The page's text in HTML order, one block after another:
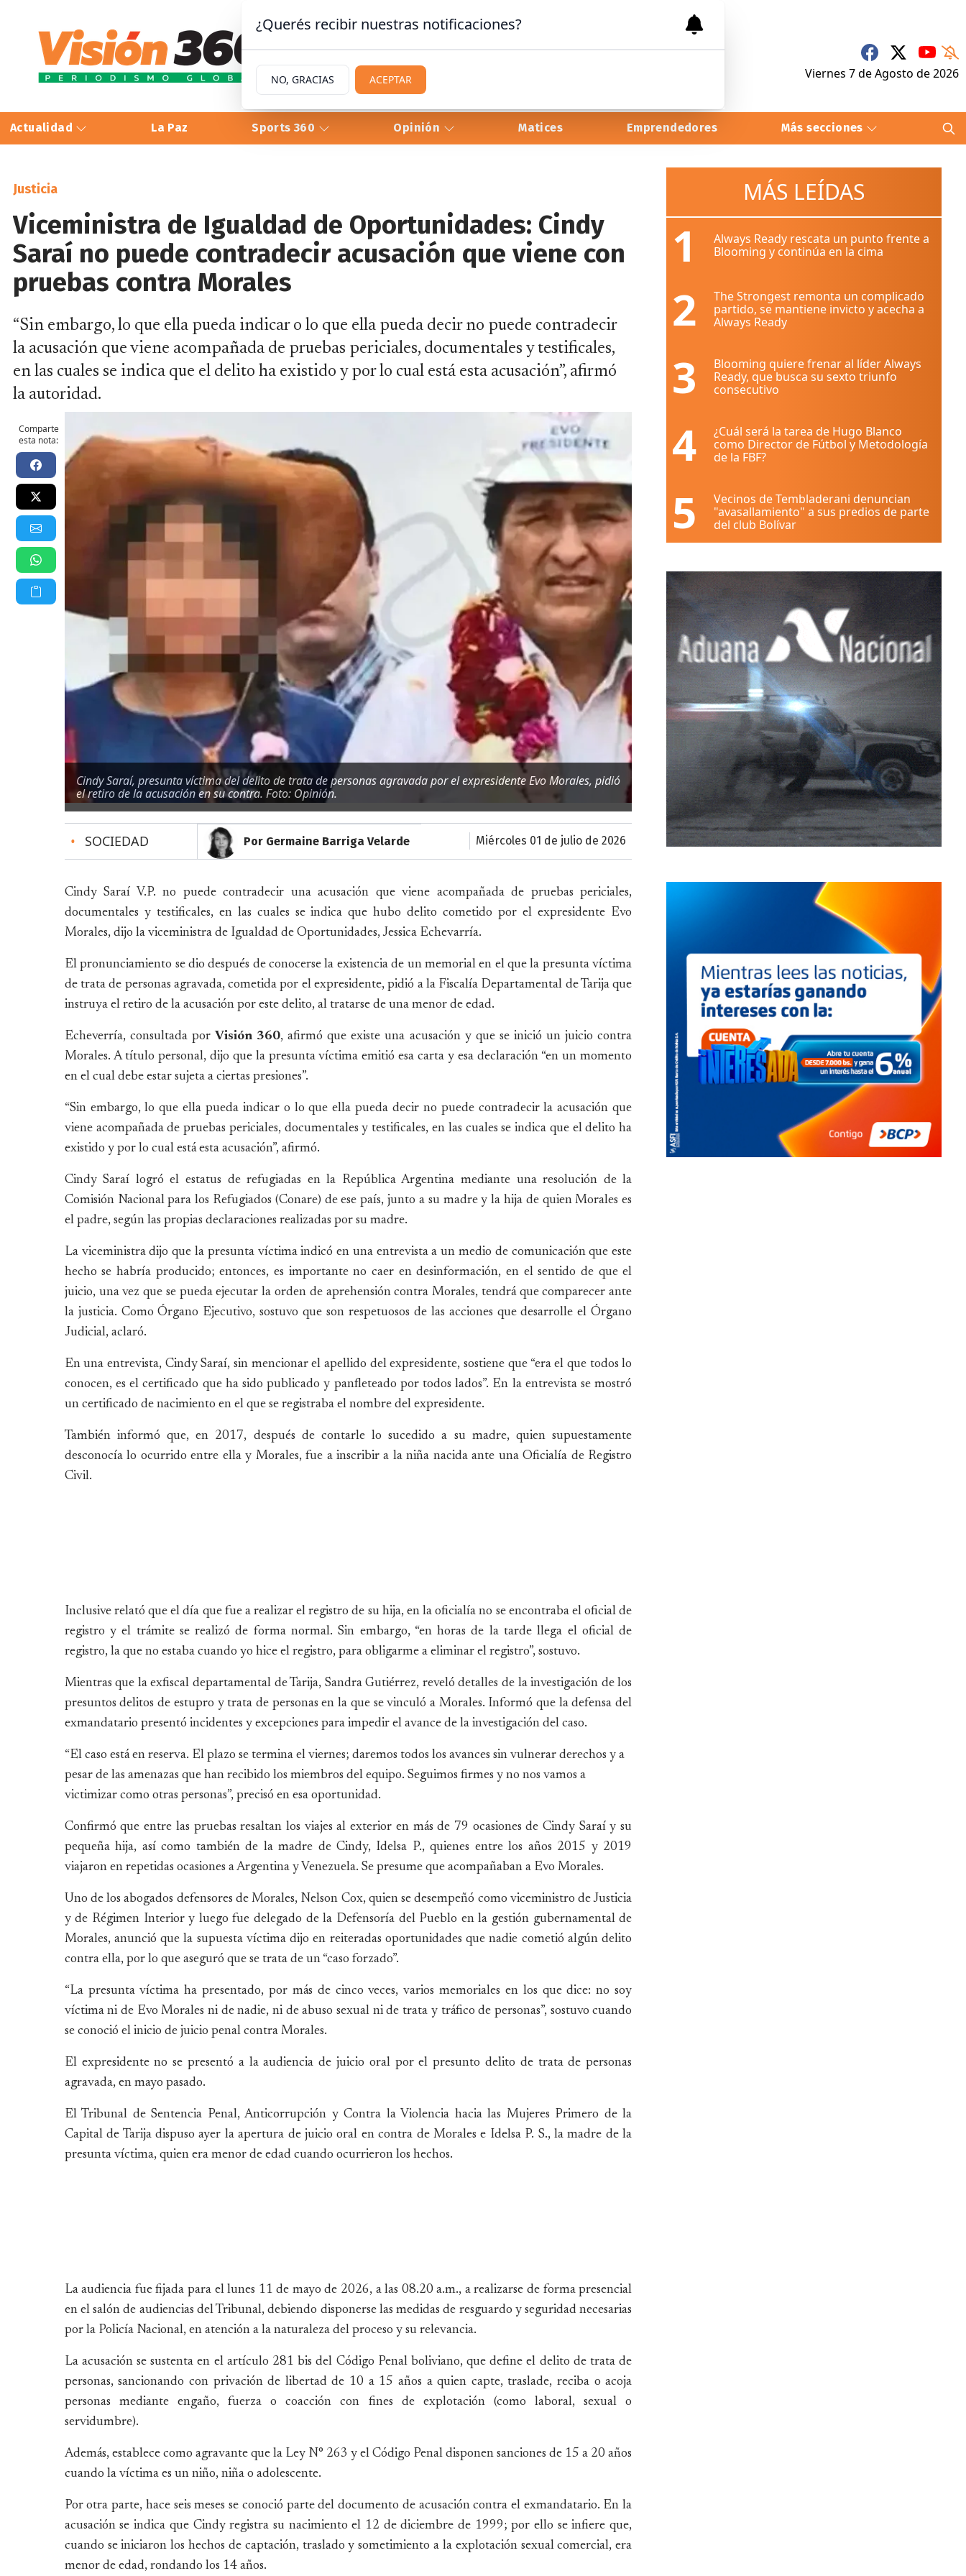
Viernes 7deAgosto de 2026
Actualidad La Paz Sports 360 Opinión Matices Emprendedores Más secciones
Justicia
Viceministra de Igualdad de Oportunidades: Cindy
Saraí no puede contradecir acusación que viene con
pruebas contra Morales
“Sin embargo, lo que ella pueda indicar o lo que ella pueda decir no puede contradecir
la acusación que viene acompañada de pruebas periciales, documentales y testificales,
en las cuales se indica que el delito ha existido y por lo cual está esta acusación”, afirmó
la autoridad.
Comparte
esta nota:
Cindy Saraí, presunta víctima del delito de trata de personas agravada por el expresidente Evo Morales, pidió
el retiro de la acusación en su contra. Foto: Opinión.
• SOCIEDAD Por Germaine Barriga Velarde miércoles 01 de julio de 2026
Cindy Saraí V.P. no puede contradecir una acusación que viene acompañada de pruebas periciales,
documentales y testificales, en las cuales se indica que hubo delito cometido por el expresidente Evo
Morales, dijo la viceministra de Igualdad de Oportunidades, Jessica Echevarría.
El pronunciamiento se dio después de conocerse la existencia de un memorial en el que la presunta víctima
de trata de personas agravada, cometida por el expresidente, pidió a la Fiscalía Departamental de Tarija que
instruya el retiro de la acusación por este delito, al tratarse de una menor de edad.
Echeverría, consultada por Visión 360, afirmó que existe una acusación y que se inició un juicio contra
Morales. A título personal, dijo que la presunta víctima emitió esa carta y esa declaración “en un momento
en el cual debe estar sujeta a ciertas presiones”.
“Sin embargo, lo que ella pueda indicar o lo que ella pueda decir no puede contradecir la acusación que
viene acompañada de pruebas periciales, documentales y testificales, en las cuales se indica que el delito ha
existido y por lo cual está esta acusación”, afirmó.
Cindy Saraí logró el estatus de refugiadas en la República Argentina mediante una resolución de la
Comisión Nacional para los Refugiados (Conare) de ese país, junto a su madre y la hija de quien Morales es
el padre, según las propias declaraciones realizadas por su madre.
La viceministra dijo que la presunta víctima indicó en una entrevista a un medio de comunicación que este
hecho se habría producido; entonces, es importante no caer en desinformación, en el sentido de que el
juicio, una vez que se pueda ejecutar la orden de aprehensión contra Morales, tendrá que comparecer ante
la justicia. Como Órgano Ejecutivo, sostuvo que son respetuosos de las acciones que desarrolle el Órgano
Judicial, aclaró.
En una entrevista, Cindy Saraí, sin mencionar el apellido del expresidente, sostiene que “era el que todos lo
conocen, es el certificado que ha sido publicado y panfleteado por todos lados”. En la entrevista se mostró
un certificado de nacimiento en el que se registraba el nombre del expresidente.
También informó que, en 2017, después de contarle lo sucedido a su madre, quien supuestamente
desconocía lo ocurrido entre ella y Morales, fue a inscribir a la niña nacida ante una Oficialía de Registro
Civil.
Inclusive relató que el día que fue a realizar el registro de su hija, en la oficialía no se encontraba el oficial de
registro y el trámite se realizó de forma normal. Sin embargo, “en horas de la tarde llega el oficial de
registro, la que no estaba cuando yo hice el registro, para obligarme a eliminar el registro”, sostuvo.
Mientras que la exfiscal departamental de Tarija, Sandra Gutiérrez, reveló detalles de la investigación de los
presuntos delitos de estupro y trata de personas en la que se vinculó a Morales. Informó que la defensa del
exmandatario presentó incidentes y excepciones para impedir el avance de la investigación del caso.
“El caso está en reserva. El plazo se termina el viernes; daremos todos los avances sin vulnerar derechos y a
pesar de las amenazas que han recibido los miembros del equipo. Seguimos firmes y no nos vamos a
victimizar como otras personas”, precisó en esa oportunidad.
Confirmó que entre las pruebas resaltan los viajes al exterior en más de 79 ocasiones de Cindy Saraí y su
pequeña hija, así como también de la madre de Cindy, Idelsa P., quienes entre los años 2015 y 2019
viajaron en repetidas ocasiones a Argentina y Venezuela. Se presume que acompañaban a Evo Morales.
Uno de los abogados defensores de Morales, Nelson Cox, quien se desempeñó como viceministro de Justicia
y de Régimen Interior y luego fue delegado de la Defensoría del Pueblo en la gestión gubernamental de
Morales, anunció que la supuesta víctima dijo en reiteradas oportunidades que nadie cometió algún delito
contra ella, por lo que aseguró que se trata de un “caso forzado”.
“La presunta víctima ha presentado, por más de cinco veces, varios memoriales en los que dice: no soy
víctima ni de Evo Morales ni de nadie, ni de abuso sexual ni de trata y tráfico de personas”, sostuvo cuando
se conoció el inicio de juicio penal contra Morales.
El expresidente no se presentó a la audiencia de juicio oral por el presunto delito de trata de personas
agravada, en mayo pasado.
El Tribunal de Sentencia Penal, Anticorrupción y Contra la Violencia hacia las Mujeres Primero de la
Capital de Tarija dispuso ayer la apertura de juicio oral en contra de Morales e Idelsa P. S., la madre de la
presunta víctima, quien era menor de edad cuando ocurrieron los hechos.
La audiencia fue fijada para el lunes 11 de mayo de 2026, a las 08.20 a.m., a realizarse de forma presencial
en el salón de audiencias del Tribunal, debiendo disponerse las medidas de resguardo y seguridad necesarias
por la Policía Nacional, en atención a la naturaleza del proceso y su relevancia.
La acusación se sustenta en el artículo 281 bis del Código Penal boliviano, que define el delito de trata de
personas, sancionando con privación de libertad de 10 a 15 años a quien capte, traslade, reciba o acoja
personas mediante engaño, fuerza o coacción con fines de explotación (como laboral, sexual o
servidumbre).
Además, establece como agravante que la Ley N° 263 y el Código Penal disponen sanciones de 15 a 20 años
cuando la víctima es un niño, niña o adolescente.
Por otra parte, hace seis meses se conoció parte del documento de acusación contra el exmandatario. En la
acusación se indica que Cindy registra su nacimiento el 12 de diciembre de 1999; por ello se infiere que,
cuando se iniciaron los hechos de captación, traslado y sometimiento a la explotación sexual comercial, era
menor de edad, rondando los 14 años.
MÁS LEÍDAS
1
Always Ready rescata un punto frente a
Blooming y continúa en la cima
2
The Strongest remonta un complicado
partido, se mantiene invicto y acecha a
Always Ready
3
Blooming quiere frenar al líder Always
Ready, que busca su sexto triunfo
consecutivo
4
¿Cuál será la tarea de Hugo Blanco
como Director de Fútbol y Metodología
de la FBF?
5
Vecinos de Tembladerani denuncian
"avasallamiento" a sus predios de parte
del club Bolívar
¿Querés recibir nuestras notificaciones?
NO, GRACIAS ACEPTAR